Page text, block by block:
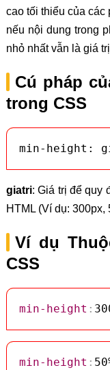
cao tối thiểu của các
nếu nội dung trong
nhỏ nhất vẫn là giá
Cú pháp
trong CSS
min-height:
giatri: Giá trị để quy
HTML (Ví dụ: 300px,
Ví dụ
CSS
min-height :
min-height :